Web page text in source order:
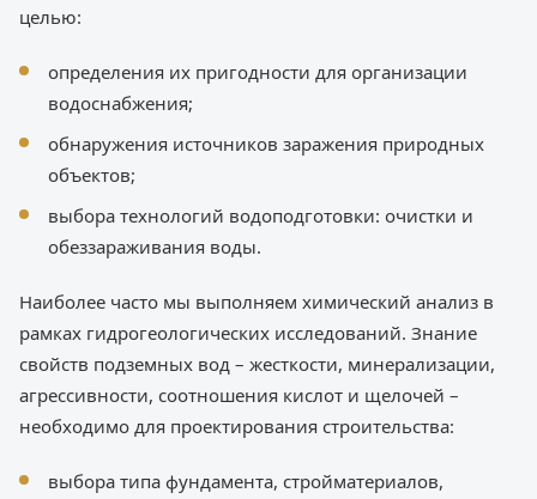
целью:
определения их пригодности для организации
водоснабжения;
обнаружения источников заражения природных
объектов;
выбора технологий водоподготовки: очистки и
обеззараживания воды.
Наиболее часто мы выполняем химический анализ в
рамках гидрогеологических исследований. Знание
свойств подземных вод – жесткости, минерализации,
агрессивности, соотношения кислот и щелочей –
необходимо для проектирования строительства:
выбора типа фундамента, стройматериалов,